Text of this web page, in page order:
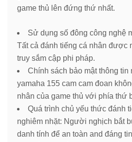
game thủ lên đứng thứ nhất.
Sử dụng số đông công nghệ
Tất cả đánh tiếng cá nhân được
truy sắm cập phi pháp.
Chính sách bảo mật thông tin
yamaha 155 cam cam đoan
nhân của game thủ với phía thứ
Quá trình chủ yếu thức đánh
nghiêm nhặt: Người nghịch bắt
danh tính để an toàn and đáng